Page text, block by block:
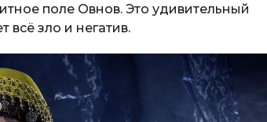
поле Овнов. Это удивительный
всё зло и негатив.